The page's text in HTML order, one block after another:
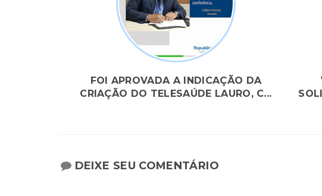
FOI APROVADA A INDICAÇÃO DA
CRIAÇÃO DO TELESAÚDE LAURO, C...
DEIXE SEU COMENTÁRIO